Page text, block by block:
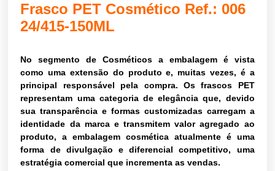
Frasco PET Cosmético Ref.: 006
24/415-150ML
No segmento de Cosméticos a embalagem é vista
como uma extensão do produto e, muitas vezes, é a
principal responsável pela compra. Os frascos PET
representam uma categoria de elegância que, devido
sua transparência e formas customizadas carregam a
identidade da marca e transmitem valor agregado ao
produto, a embalagem cosmética atualmente é uma
forma de divulgação e diferencial competitivo, uma
estratégia comercial que incrementa as vendas.